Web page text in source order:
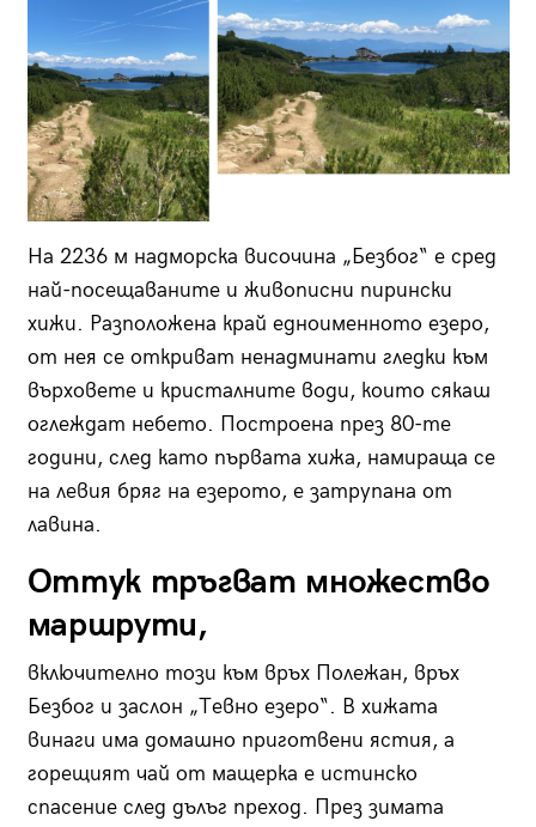
На 2236 м надморска височина „Безбог“ е сред
най-посещаваните и живописни пирински
хижи. Разположена край едноименното езеро,
от нея се откриват ненадминати гледки към
върховете и кристалните води, които сякаш
оглеждат небето. Построена през 80-те
години, след като първата хижа, намираща се
на левия бряг на езерото, е затрупана от
лавина.
Оттук тръгват множество
маршрути,
включително този към връх Полежан, връх
Безбог и заслон „Тевно езеро“. В хижата
винаги има домашно приготвени ястия, а
горещият чай от мащерка е истинско
спасение след дълъг преход. През зимата